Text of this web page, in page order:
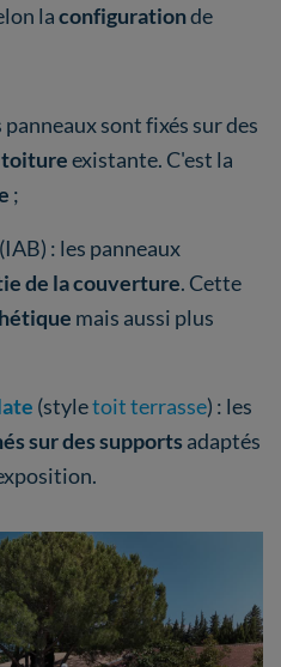
laconfigurationde
panneaux sont fixés sur des
toitureexistante. C'est la
;
(IAB) : les panneaux
de la couverture. Cette
mais aussi plus
(styletoit terrasse) : les
sur des supports adaptés